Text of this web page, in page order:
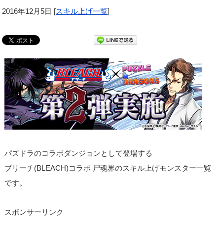
2016年12月5日 [スキル上げ一覧]
パズドラのコラボダンジョンとして登場する
ブリーチ(BLEACH)コラボ 尸魂界のスキル上げモンスター一覧
です。
スポンサーリンク